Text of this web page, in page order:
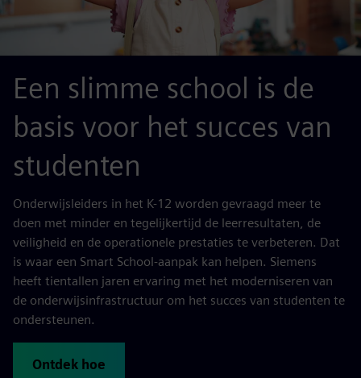
Een slimme school is de
basis voor het succes van
studenten
Onderwijsleiders in het K-12 worden gevraagd meer te
doen met minder en tegelijkertijd de leerresultaten, de
veiligheid en de operationele prestaties te verbeteren. Dat
is waar een Smart School-aanpak kan helpen. Siemens
heeft tientallen jaren ervaring met het moderniseren van
de onderwijsinfrastructuur om het succes van studenten te
ondersteunen.
Ontdek hoe